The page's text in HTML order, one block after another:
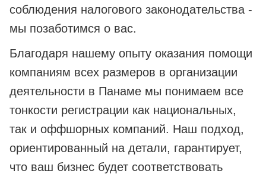
соблюдения налогового законодательства -
мы позаботимся о вас.
Благодаря нашему опыту оказания помощи
компаниям всех размеров в организации
деятельности в Панаме мы понимаем все
тонкости регистрации как национальных,
так и оффшорных компаний. Наш подход,
ориентированный на детали, гарантирует,
что ваш бизнес будет соответствовать